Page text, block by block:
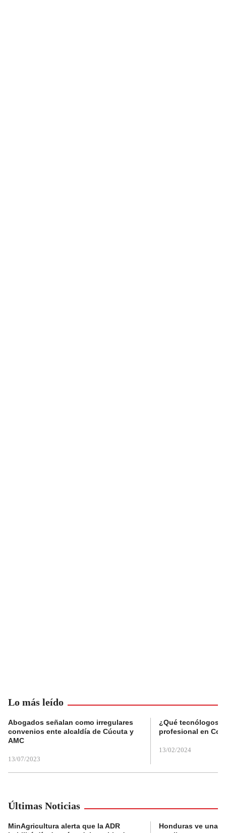
Lo más leído
Abogados señalan como irregulares
convenios ente alcaldía de Cúcuta y
AMC
13/07/2023
¿Qué tecnólogos
profesional en
13/02/2024
Últimas Noticias
MinAgricultura alerta que la ADR
Honduras ve una